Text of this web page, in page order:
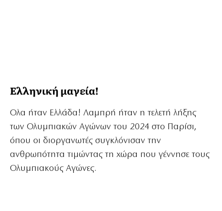
Ελληνική μαγεία!
Ολα ήταν Ελλάδα! Λαμπρή ήταν η τελετή λήξης
των Ολυμπιακών Αγώνων του 2024 στο Παρίσι,
όπου οι διοργανωτές συγκλόνισαν την
ανθρωπότητα τιμώντας τη χώρα που γέννησε τους
Ολυμπιακούς Αγώνες.